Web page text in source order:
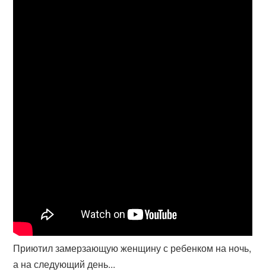
Приютил замерзающую женщину с ребенком на ночь,
а на следующий день...